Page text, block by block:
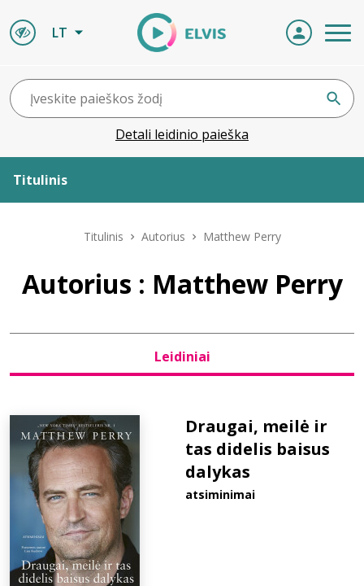
LT
Detali leidinio paieška
Titulinis
Leidiniai
D.U.K.
Titulinis Autorius Matthew Perry
Autorius : Matthew Perry
Leidiniai
Draugai, meilė ir
tas didelis baisus
dalykas
atsiminimai